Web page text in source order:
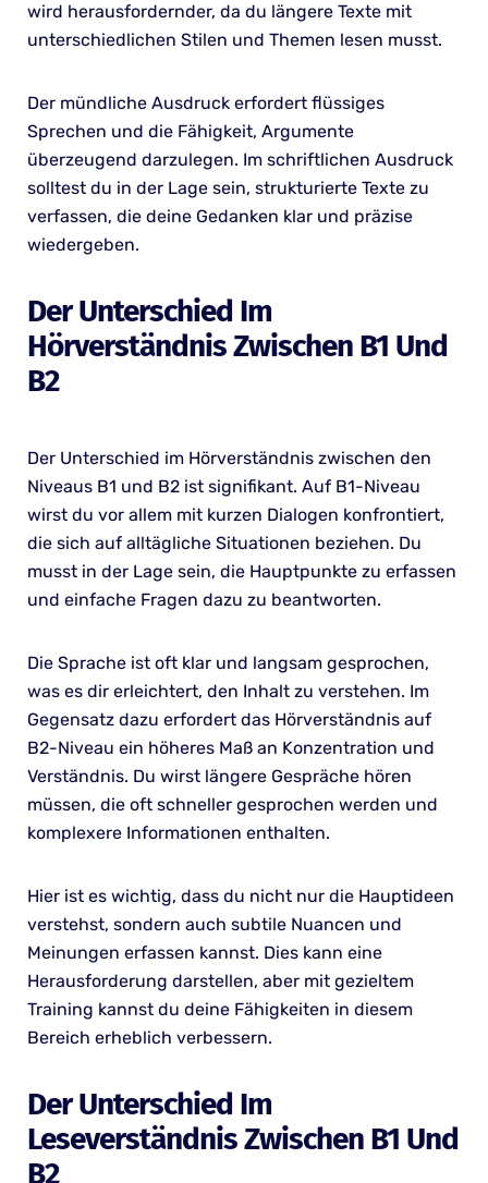
wird herausfordernder, da du längere Texte mit
unterschiedlichen Stilen und Themen lesen musst.
Der mündliche Ausdruck erfordert flüssiges
Sprechen und die Fähigkeit, Argumente
überzeugend darzulegen. Im schriftlichen Ausdruck
solltest du in der Lage sein, strukturierte Texte zu
verfassen, die deine Gedanken klar und präzise
wiedergeben.
Der Unterschied Im
Hörverständnis Zwischen B1 Und
B2
Der Unterschied im Hörverständnis zwischen den
Niveaus B1 und B2 ist signifikant. Auf B1-Niveau
wirst du vor allem mit kurzen Dialogen konfrontiert,
die sich auf alltägliche Situationen beziehen. Du
musst in der Lage sein, die Hauptpunkte zu erfassen
und einfache Fragen dazu zu beantworten.
Die Sprache ist oft klar und langsam gesprochen,
was es dir erleichtert, den Inhalt zu verstehen. Im
Gegensatz dazu erfordert das Hörverständnis auf
B2-Niveau ein höheres Maß an Konzentration und
Verständnis. Du wirst längere Gespräche hören
müssen, die oft schneller gesprochen werden und
komplexere Informationen enthalten.
Hier ist es wichtig, dass du nicht nur die Hauptideen
verstehst, sondern auch subtile Nuancen und
Meinungen erfassen kannst. Dies kann eine
Herausforderung darstellen, aber mit gezieltem
Training kannst du deine Fähigkeiten in diesem
Bereich erheblich verbessern.
Der Unterschied Im
Leseverständnis Zwischen B1 Und
B2